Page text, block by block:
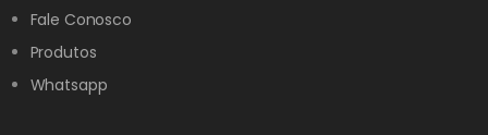
Fale Conosco
Produtos
Whatsapp